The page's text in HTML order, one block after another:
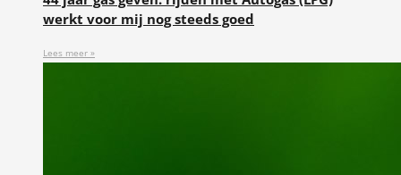
werkt voor mij nog steeds goed
Lees meer »